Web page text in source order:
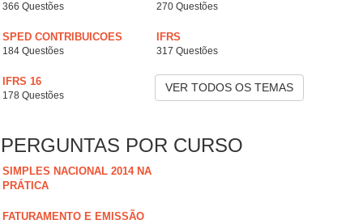
366 Questões 270 Questões
SPED CONTRIBUICOES
184 Questões
IFRS
317 Questões
IFRS 16
178 Questões
VER TODOS OS TEMAS
PERGUNTAS POR CURSO
SIMPLES NACIONAL 2014 NA
PRÁTICA
FATURAMENTO E EMISSÃO